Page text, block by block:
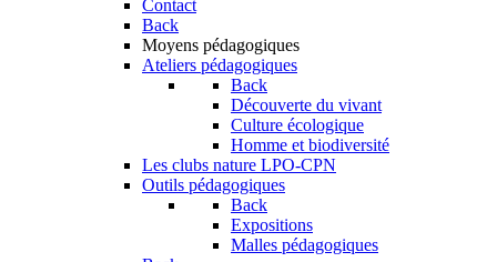
Contact
Back
Moyens pédagogiques
Ateliers pédagogiques
Back
Découverte du vivant
Culture écologique
Homme et biodiversité
Les clubs nature LPO-CPN
Outils pédagogiques
Back
Expositions
Malles pédagogiques